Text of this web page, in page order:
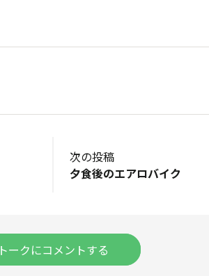
次の投稿
夕食後のエアロバイク
トークにコメントする